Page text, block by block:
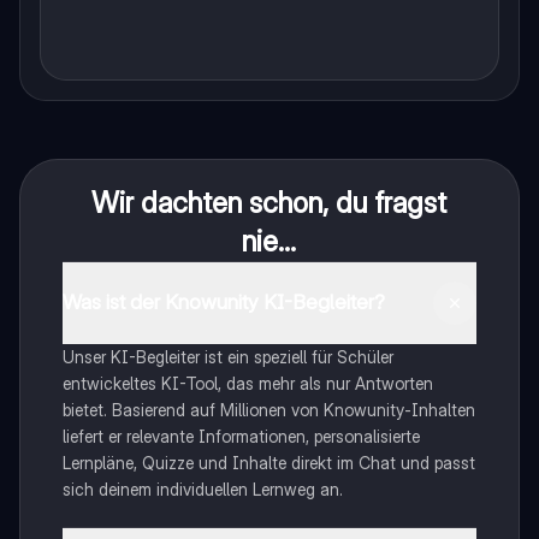
Wir dachten schon, du fragst
nie...
Unser KI-Begleiter ist ein speziell für Schüler
entwickeltes KI-Tool, das mehr als nur Antworten
bietet. Basierend auf Millionen von Knowunity-Inhalten
liefert er relevante Informationen, personalisierte
Lernpläne, Quizze und Inhalte direkt im Chat und passt
sich deinem individuellen Lernweg an.